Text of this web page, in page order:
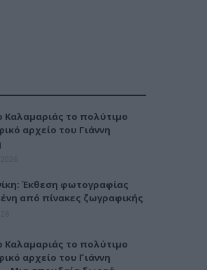
Καλαμαριάς το πολύτιμο
αρχείο του Γιάννη
Έκθεση φωτογραφίας
από πίνακες ζωγραφικής
Καλαμαριάς το πολύτιμο
αρχείο του Γιάννη